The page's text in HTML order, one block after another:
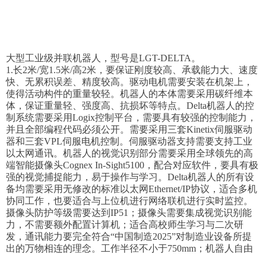
大型工业级并联机器人，型号是LGT-DELTA。
1.长2米/宽1.5米/高2米，要保证刚度较高、承载能力大、速度
快、无累积误差、精度较高。驱动电机需要安装在机架上，
使得活动构件的重量较轻。机器人的本体需要采用碳纤维本
体，保证重量轻、强度高、抗损坏等特点。Delta机器人的控
制系统需要采用Logix控制平台，需要具有较强的控制能力，
并且全部编程代码必须公开。需要采用三套Kinetix伺服驱动
器和三套VPL伺服电机控制。伺服驱动器支持需要支持工业
以太网通讯。机器人的视觉识别部分需要采用全球领先的高
端智能摄像头Cognex In-Sight5100，配合对应软件，要具有极
强的视觉捕捉能力，易于操作与学习。Delta机器人的所有设
备均需要采用无修改的标准以太网Ethernet/IP协议，适合多机
协同工作，也要适合与上位机进行网络联机进行实时监控。
摄像头防护等级需要达到IP51；摄像头需要集成视觉识别能
力，不需要额外配置计算机；适合高校师生学习与二次研
发，通讯能力要完全符合“中国制造2025”对制造业设备所提
出的万物相连的理念。工作半径不小于750mm；机器人自由